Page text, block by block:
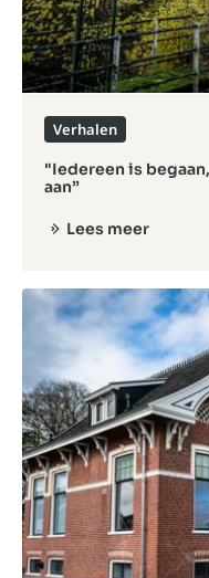
"Iedereen is
aan”
Verhalen
Lees meer